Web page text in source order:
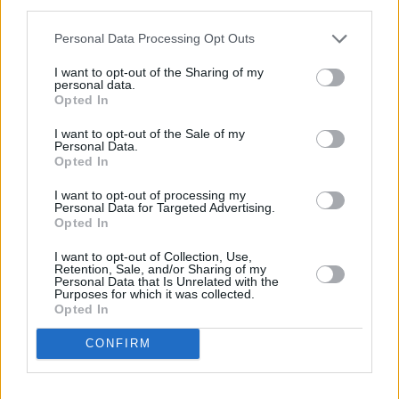
Personal Data Processing Opt Outs
I want to opt-out of the Sharing of my
personal data.
Opted In
I want to opt-out of the Sale of my
Personal Data.
Opted In
I want to opt-out of processing my
Personal Data for Targeted Advertising.
Opted In
I want to opt-out of Collection, Use,
Retention, Sale, and/or Sharing of my
Personal Data that Is Unrelated with the
Purposes for which it was collected.
Opted In
CONFIRM
Συνεντεύξεις 18/11/2025
Δήμητρα Δερζέκου: «Λέω τη δική μου
αλήθεια»
Συνεντεύξεις 18/11/2025
Τζεφ Μοντάνα: «Κανένας δεν μπορεί
να σου πει ποιος είσαι»
Ωστόσο, πρέπει να προσέξετε να μην